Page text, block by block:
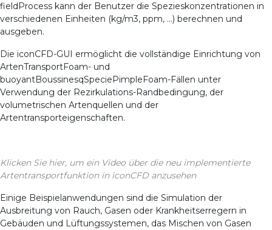
fieldProcess kann der Benutzer die Spezieskonzentrationen in
verschiedenen Einheiten (kg/m3, ppm, …) berechnen und
ausgeben.
Die iconCFD-GUI ermöglicht die vollständige Einrichtung von
ArtenTransportFoam- und
buoyantBoussinesqSpeciePimpleFoam-Fällen unter
Verwendung der Rezirkulations-Randbedingung, der
volumetrischen Artenquellen und der
Artentransporteigenschaften.
Klicken Sie hier, um ein Video über die neu implementierte
Artentransportfunktion in iconCFD anzusehen
Einige Beispielanwendungen sind die Simulation der
Ausbreitung von Rauch, Gasen oder Krankheitserregern in
Gebäuden und Lüftungssystemen, das Mischen von Gasen